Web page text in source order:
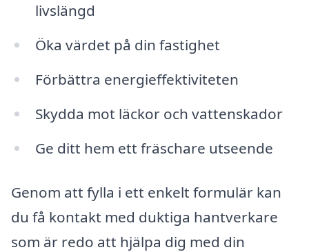
livslängd
Öka värdet på din fastighet
Förbättra energieffektiviteten
Skydda mot läckor och vattenskador
Ge ditt hem ett fräschare utseende
Genom att fylla i ett enkelt formulär kan
du få kontakt med duktiga hantverkare
som är redo att hjälpa dig med din